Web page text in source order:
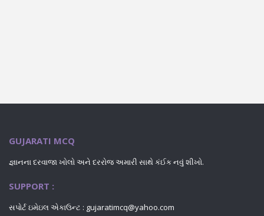
GUJARATI MCQ
જ્ઞાનના દરવાજા ખોલો અને દરરોજ અમારી સાથે કંઈક નવું શીખો.
SUPPORT :
સપોર્ટ ઇમેઇલ એકાઉન્ટ : gujaratimcq@yahoo.com